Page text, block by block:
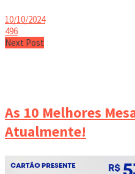
10/10/2024
496
Next Post
As 10 Melhores
Atualmente!